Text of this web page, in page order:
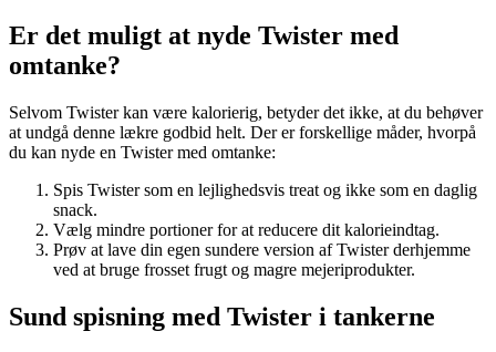
Er det muligt at nyde Twister med
omtanke?
Selvom Twister kan være kalorierig, betyder det ikke, at du behøver
at undgå denne lækre godbid helt. Der er forskellige måder, hvorpå
du kan nyde en Twister med omtanke:
Spis Twister som en lejlighedsvis treat og ikke som en daglig
snack.
Vælg mindre portioner for at reducere dit kalorieindtag.
Prøv at lave din egen sundere version af Twister derhjemme
ved at bruge frosset frugt og magre mejeriprodukter.
Sund spisning med Twister i tankerne